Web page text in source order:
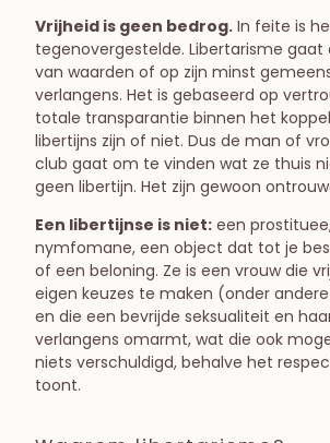
Vrijheid is geen bedrog. In feite is
tegenovergestelde. Libertarisme gaat
van waarden of op zijn minst
verlangens. Het is gebaseerd op
totale transparantie binnen het
libertijns zijn of niet. Dus de man of
club gaat om te vinden wat ze thuis
geen libertijn. Het zijn gewoon
Een libertijnse is niet: een
nymfomane, een object dat tot je
of een beloning. Ze is een vrouw die
eigen keuzes te maken (onder
en die een bevrijde seksualiteit en
verlangens omarmt, wat die ook
niets verschuldigd, behalve het
toont.